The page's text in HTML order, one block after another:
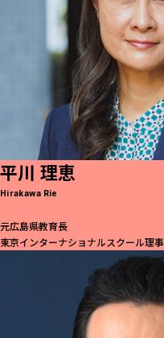
平川 理恵
Hirakawa Rie
元広島県教育長
東京インターナショナルスクール理事